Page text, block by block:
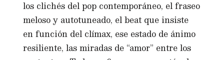
los clichés del pop contemporáneo, el fraseo
meloso y autotuneado, el beat que insiste
en función del clímax, ese estado de ánimo
resiliente, las miradas de “amor” entre los